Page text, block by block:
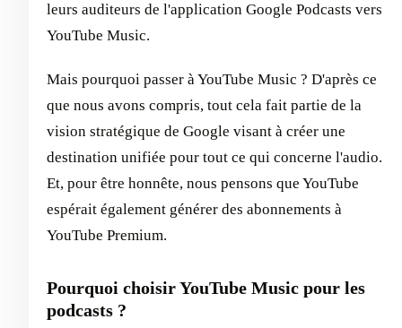
leurs auditeurs de l'application Google Podcasts vers
YouTube Music.
Mais pourquoi passer à YouTube Music ? D'après ce
que nous avons compris, tout cela fait partie de la
vision stratégique de Google visant à créer une
destination unifiée pour tout ce qui concerne l'audio.
Et, pour être honnête, nous pensons que YouTube
espérait également générer des abonnements à
YouTube Premium.
Pourquoi choisir YouTube Music pour les
podcasts ?